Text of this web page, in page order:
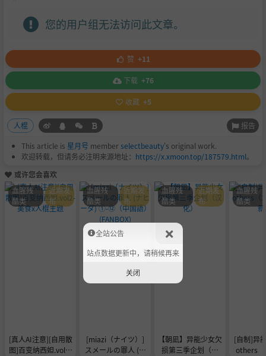
您的用户组无法访问此文章。
赞 +11
下载 +76
收藏 +5
人棍 报告
This article is 星月号 member selectbeauty's original work.
欢迎转载，但请务必注明来源地址： https://x.xmoon.top/187579.html。
或许您会喜欢
[真人AI注意][自用散
图]百变纳西妲.vol2-
血腥残
酷类
近期发
布
[miazi（ナイツ）]
スメールの罪人 (ナ
血腥残
酷类
近期发
布
【朝凪】异能少女欠
损第三季企划（汉
血腥残
酷类
近期发
布
[自制]异
others
血腥残
酷类
全站公告
站点数据更新中，请稍候再来
关闭